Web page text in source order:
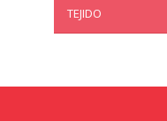
TEJIDO